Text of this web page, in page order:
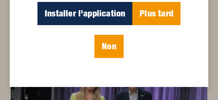
Laurie Bellerive
Installer l'application Plus tard
Non